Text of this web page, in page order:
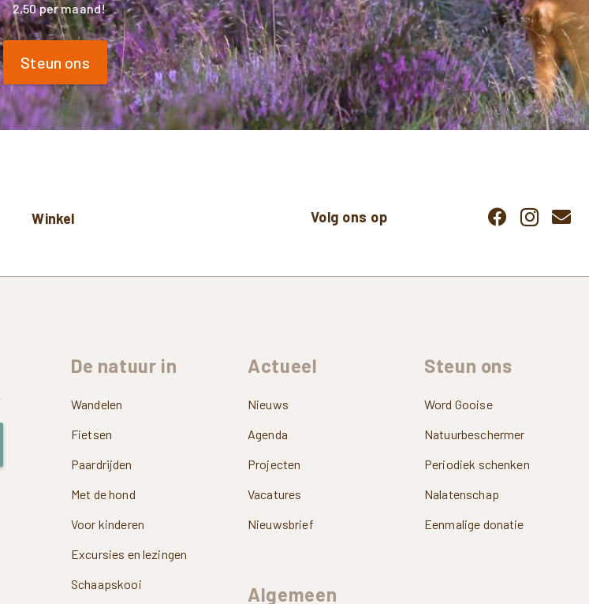
2,50 per maand!
Steun ons
Winkel Volg ons op
De natuur in
Wandelen
Fietsen
Paardrijden
Met de hond
Voor kinderen
Excursies en lezingen
Schaapskooi
Actueel
Nieuws
Agenda
Projecten
Vacatures
Nieuwsbrief
Algemeen
Steun ons
Word Gooise
Natuurbeschermer
Periodiek schenken
Nalatenschap
Eenmalige donatie